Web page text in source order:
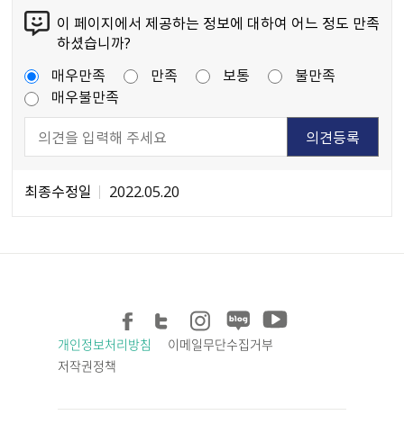
이 페이지에서 제공하는 정보에 대하여 어느 정도 만족
하셨습니까?
매우만족
만족 보통
불만족
매우불만족
최종수정일 2022.05.20
개인정보처리방침
이메일무단수집거부
저작권정책